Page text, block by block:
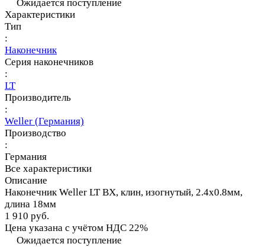
Ожидается поступление
Характеристики
Тип
:
Наконечник
Серия наконечников
:
LT
Производитель
:
Weller (Германия)
Производство
:
Германия
Все характеристики
Описание
Наконечник Weller LT BX, клин, изогнутый, 2.4х0.8мм,
длина 18мм
1 910 руб.
Цена указана с учётом НДС 22%
Ожидается поступление